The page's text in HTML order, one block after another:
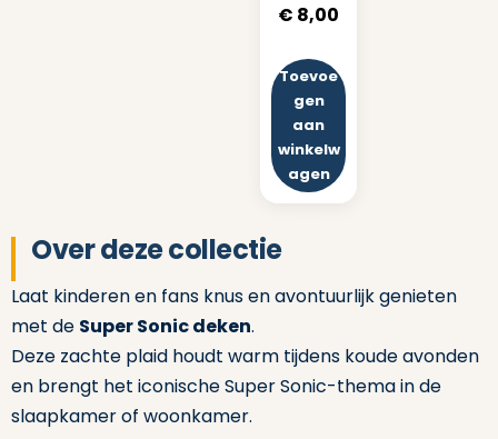
€ 8,00
Toevoe
gen
aan
winkelw
agen
Over deze collectie
Laat kinderen en fans knus en avontuurlijk genieten
met de Super Sonic deken.
Deze zachte plaid houdt warm tijdens koude avonden
en brengt het iconische Super Sonic-thema in de
slaapkamer of woonkamer.